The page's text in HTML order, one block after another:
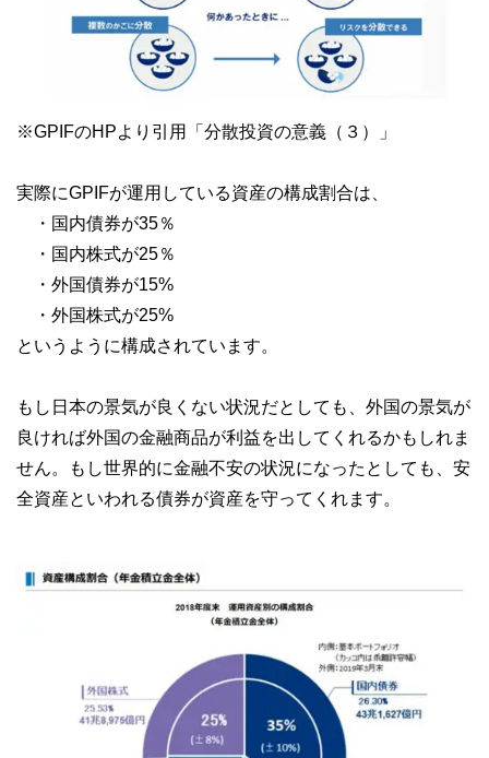
※GPIFのHPより引用「分散投資の意義（３）」
実際にGPIFが運用している資産の構成割合は、
・国内債券が35％
・国内株式が25％
・外国債券が15%
・外国株式が25%
というように構成されています。
もし日本の景気が良くない状況だとしても、外国の景気が
良ければ外国の金融商品が利益を出してくれるかもしれま
せん。もし世界的に金融不安の状況になったとしても、安
全資産といわれる債券が資産を守ってくれます。